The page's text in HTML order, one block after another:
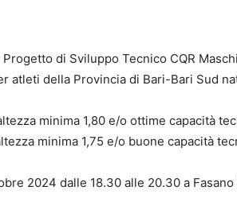
Progetto di Sviluppo Tecnico CQR
atleti della Provincia di Bari-Bari Sud
minima 1,80 e/o ottime capacità
minima 1,75 e/o buone capacità
2024 dalle 18.30 alle 20.30 a